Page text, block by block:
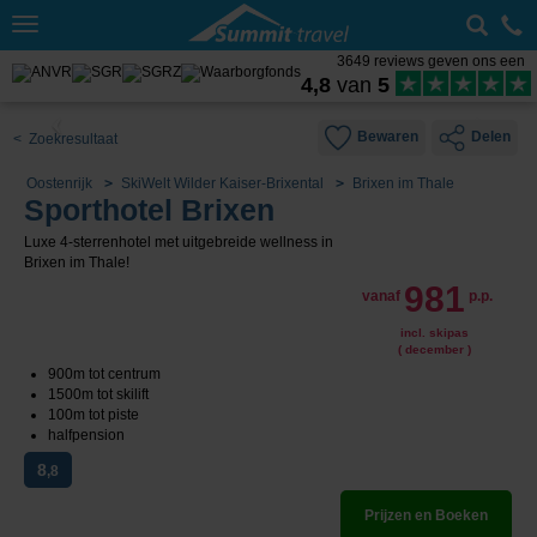
Toggle
3649 reviews geven ons een
4,8 van 5
< Zoekresultaat Bewaren Delen
Oostenrijk SkiWelt Wilder Kaiser-Brixental Brixen im Thale
Sporthotel Brixen
Luxe 4-sterrenhotel met uitgebreide wellness in
Brixen im Thale!
vanaf 981 p.p.
incl. skipas
( december )
900m tot centrum
1500m tot skilift
100m tot piste
halfpension
8,8
Prijzen en Boeken